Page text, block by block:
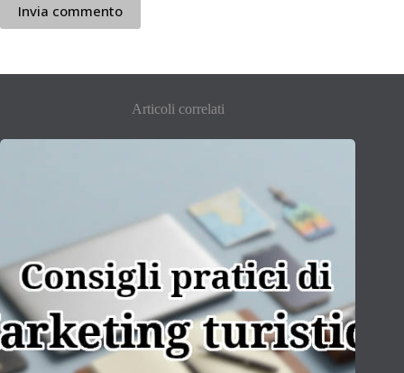
Invia commento
Articoli correlati